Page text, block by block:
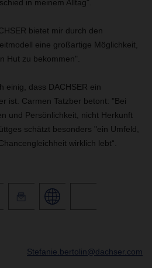
in meinem Alltag".
bietet mir durch den
eine großartige Möglichkeit,
Hut zu bekommen".
einig, dass DACHSER ein
ist. Carmen Tatzber betont: "Bei
und Persönlichkeit, nicht Herkunft
schätzt besonders "ein Umfeld,
wirklich lebt“.
Stefanie.bertolin@dachser.com